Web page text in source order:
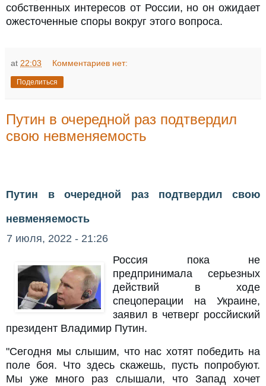
собственных интересов от России, но он ожидает
ожесточенные споры вокруг этого вопроса.
at 22:03 Комментариев нет:
Поделиться
Путин в очередной раз подтвердил
свою невменяемость
Путин в очередной раз подтвердил свою
невменяемость
7 июля, 2022 - 21:26
Россия пока не
предпринимала серьезных
действий в ходе
спецоперации на Украине,
заявил в четверг россйиский
президент Владимир Путин.
"Сегодня мы слышим, что нас хотят победить на
поле боя. Что здесь скажешь, пусть попробуют.
Мы уже много раз слышали, что Запад хочет